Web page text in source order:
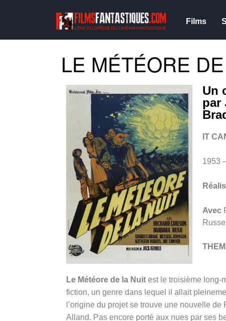
Films
LE MÉTÉORE
Un
par
IT
1953
Avec
Le Météore de la Nuit est le troisième long-
fiction, un genre dans lequel il allait
l’origine du projet se trouve une nouvelle
Alland. Pas encore porté aux nues par ses